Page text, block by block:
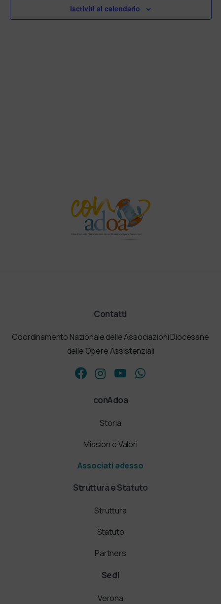
Iscriviti al calendario
Contatti
Coordinamento Nazionale delle Associazioni Diocesane
delle Opere Assistenziali
conAdoa
Storia
Mission e Valori
Associati adesso
Struttura e Statuto
Struttura
Statuto
Partners
Sedi
Verona